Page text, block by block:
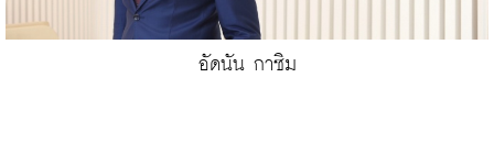
อัดนัน กาซิม